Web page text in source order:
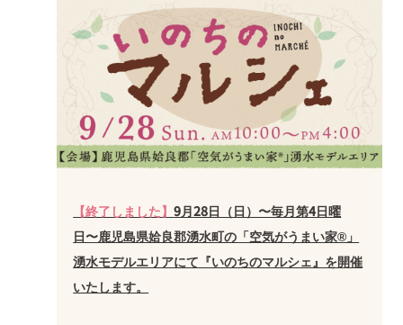
【終了しました】9月28日（日）〜毎月第4日曜
日〜鹿児島県姶良郡湧水町の「空気がうまい家®」
湧水モデルエリアにて『いのちのマルシェ』を開催
いたします。